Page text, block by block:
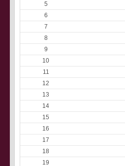
5
6
7
8
9
10
11
12
13
14
15
16
17
18
19